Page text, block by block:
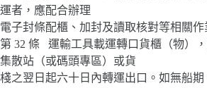
運者，應配合辦理
電子封條配櫃、加封及讀取核對等相關作
第 32 條 運輸工具載運轉口貨櫃（物）
集散站（或碼頭專區）或貨
棧之翌日起六十日內轉運出口。如無船